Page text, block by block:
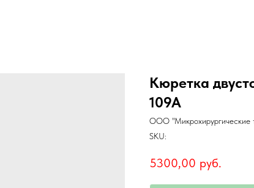
Кюретка
109A
ООО "Микрохирургические
SKU:
5300,00 руб.